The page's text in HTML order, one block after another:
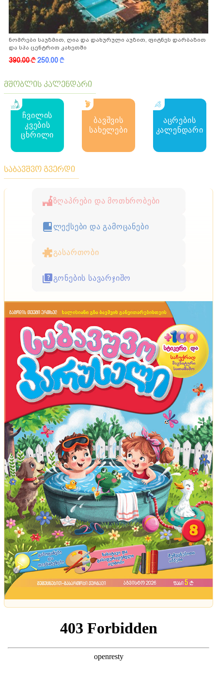
ნომრები საუზმით, ღია და დახურული აუზით, ფიტნეს დარბაზით
და სპა ცენტრით კახეთში
390.00k250.00k
მშობლის კალენდარი
ჩვილის
კვების
ცხრილი
ბავშვის
სახელები
აცრების
კალენდარი
საბავშვო გვერდი
ზღაპრები და მოთხრობები
ლექსები და გამოცანები
გასართობი
გონების სავარჯიშო